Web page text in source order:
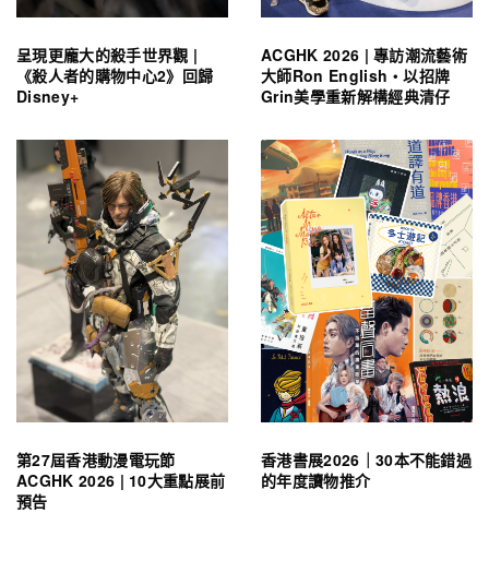
呈現更龐大的殺手世界觀 |
《殺人者的購物中心2》回歸
Disney+
ACGHK 2026 | 專訪潮流藝術
大師Ron English・以招牌
Grin美學重新解構經典清仔
第27屆香港動漫電玩節
ACGHK 2026 | 10大重點展前
預告
香港書展2026｜30本不能錯過
的年度讀物推介